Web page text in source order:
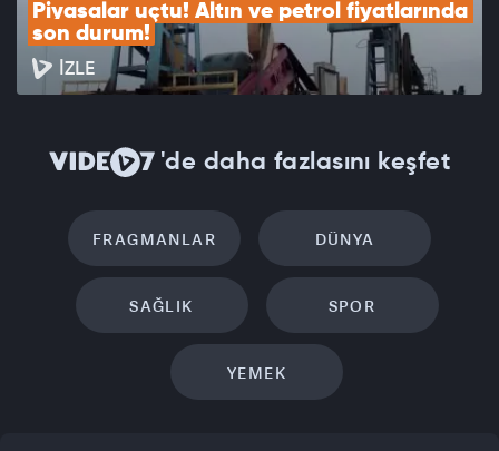
Piyasalar uçtu! Altın ve petrol fiyatlarında
son durum!
İZLE
'de daha fazlasını keşfet
FRAGMANLAR DÜNYA
SAĞLIK SPOR
YEMEK